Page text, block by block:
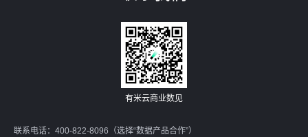
有米云商业数见
联系电话：400-822-8096（选择“数据产品合作”）